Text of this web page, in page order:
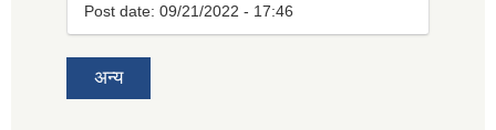
Post date: 09/21/2022 - 17:46
अन्य